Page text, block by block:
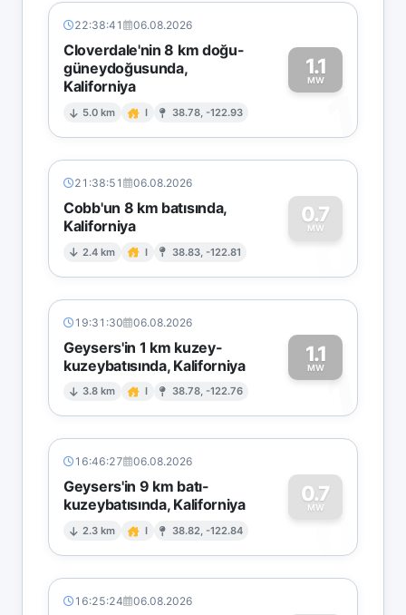
22:38:41 06.08.2026
Cloverdale'nin 8 km doğu-
güneydoğusunda,
Kaliforniya
5.0 km I 38.78, -122.93
1.1
MW
1
21:38:51 06.08.2026
Cobb'un 8 km batısında,
Kaliforniya
2.4 km I 38.83, -122.81
0.7
MW
0
19:31:30 06.08.2026
Geysers'in 1 km kuzey-
kuzeybatısında, Kaliforniya
3.8 km I 38.78, -122.76
1.1
MW1
16:46:27 06.08.2026
Geysers'in 9 km batı-
kuzeybatısında, Kaliforniya
2.3 km I 38.82, -122.84
0.7
MW
0
16:25:24 06.08.2026